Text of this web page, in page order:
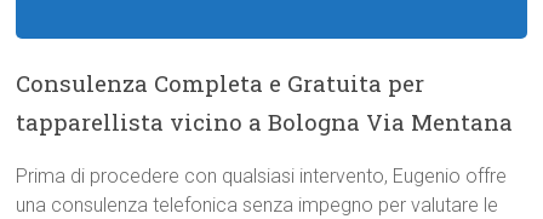
Consulenza Completa e Gratuita per
tapparellista vicino a Bologna Via Mentana
Prima di procedere con qualsiasi intervento, Eugenio offre
una consulenza telefonica senza impegno per valutare le